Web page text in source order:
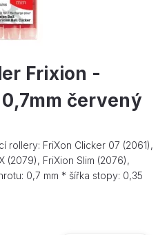
Frixion -
červený
rollery: FriXon Clicker 07 (2061),
(2079), FriXion Slim (2076),
0,7 mm * šířka stopy: 0,35